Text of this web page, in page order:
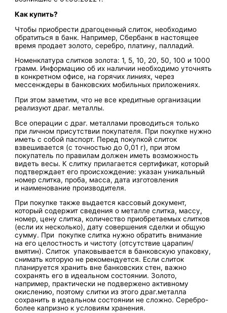
Как купить?
Чтобы приобрести драгоценный слиток, необходимо
обратиться в банк. Например, Сбербанк в настоящее
время продает золото, серебро, платину, палладий.
Номенклатура слитков золота: 1, 5, 10, 20, 50, 100 и 1000
грамм. Информацию об их наличии необходимо уточнять
в конкретном офисе, на горячих линиях, через
мессенждеры в банковских мобильных приложениях.
При этом заметим, что не все кредитные организации
реализуют драг. металлы.
Все операции с драг. металлами проводиться только
при личном присутствии покупателя. При покупке нужно
иметь с собой паспорт. Перед покупкой слиток
взвешивается (с точностью до 0,01 г), при этом
покупатель по правилам должен иметь возможность
видеть весы. К слитку прилагается сертификат, который
подтверждает его происхождение: указан уникальный
номер слитка, проба, масса, дата изготовления
и наименование производителя.
При покупке также выдается кассовый документ,
который содержит сведения о металле слитка, массу,
номер, цену слитка, количество приобретаемых слитков
(если их несколько), дату совершения сделки и общую
сумму. При покупке слитка нужно обратить внимание
на его целостность и чистоту (отсутствие царапин/
вмятин). Слиток упаковывается в банковскую упаковку,
снимать которую не рекомендуется. Если слиток
планируется хранить вне банковских стен, важно
сохранять его в идеальном состоянии. Золото,
например, практически не подвержено активному
окислению, поэтому слитки из этого драг.металла
сохранить в идеальном состоянии не сложно. Серебро-
более капризно к условиям хранения.